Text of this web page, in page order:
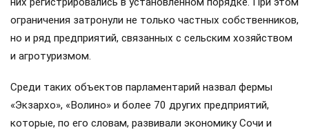
ограничения затронули не только частных собственников,
но и ряд предприятий, связанных с сельским хозяйством
и агротуризмом.
Среди таких объектов парламентарий назвал фермы
«Экзархо», «Волино» и более 70 других предприятий,
которые, по его словам, развивали экономику Сочи и